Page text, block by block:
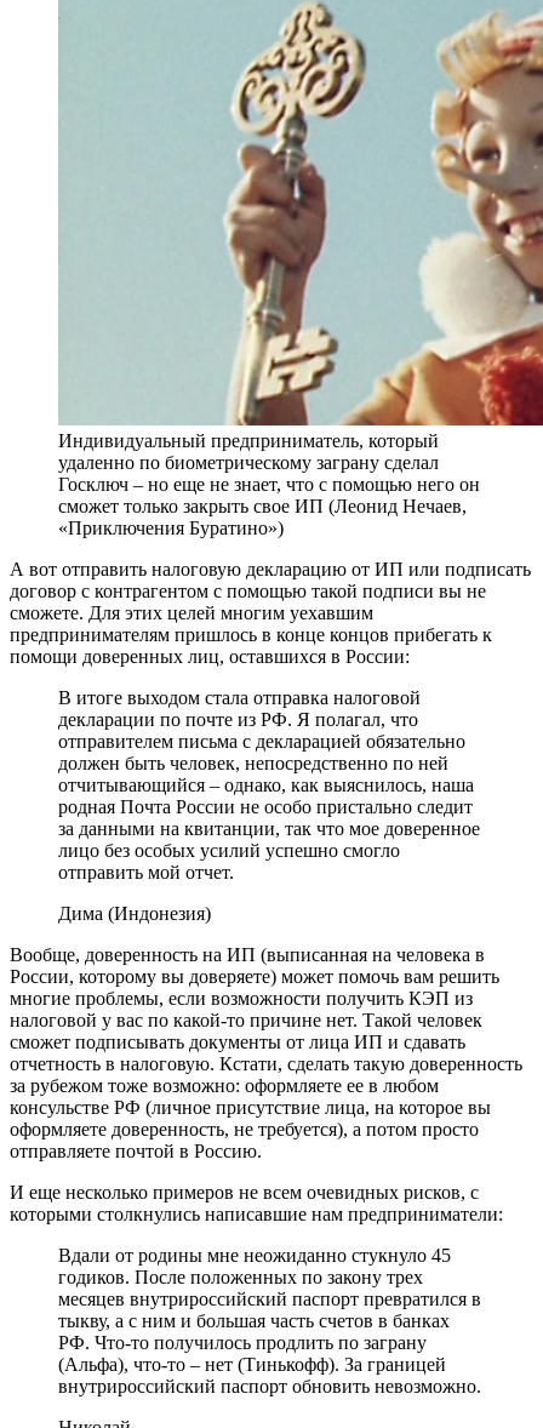
Индивидуальный предприниматель, который
удаленно по биометрическому заграну сделал
Госключ – но еще не знает, что с помощью него он
сможет только закрыть свое ИП (Леонид Нечаев,
«Приключения Буратино»)
А вот отправить налоговую декларацию от ИП или подписать
договор с контрагентом с помощью такой подписи вы не
сможете. Для этих целей многим уехавшим
предпринимателям пришлось в конце концов прибегать к
помощи доверенных лиц, оставшихся в России:
В итоге выходом стала отправка налоговой
декларации по почте из РФ. Я полагал, что
отправителем письма с декларацией обязательно
должен быть человек, непосредственно по ней
отчитывающийся – однако, как выяснилось, наша
родная Почта России не особо пристально следит
за данными на квитанции, так что мое доверенное
лицо без особых усилий успешно смогло
отправить мой отчет.
Дима (Индонезия)
Вообще, доверенность на ИП (выписанная на человека в
России, которому вы доверяете) может помочь вам решить
многие проблемы, если возможности получить КЭП из
налоговой у вас по какой-то причине нет. Такой человек
сможет подписывать документы от лица ИП и сдавать
отчетность в налоговую. Кстати, сделать такую доверенность
за рубежом тоже возможно: оформляете ее в любом
консульстве РФ (личное присутствие лица, на которое вы
оформляете доверенность, не требуется), а потом просто
отправляете почтой в Россию.
И еще несколько примеров не всем очевидных рисков, с
которыми столкнулись написавшие нам предприниматели:
Вдали от родины мне неожиданно стукнуло 45
годиков. После положенных по закону трех
месяцев внутрироссийский паспорт превратился в
тыкву, а с ним и большая часть счетов в банках
РФ. Что-то получилось продлить по заграну
(Альфа), что-то – нет (Тинькофф). За границей
внутрироссийский паспорт обновить невозможно.